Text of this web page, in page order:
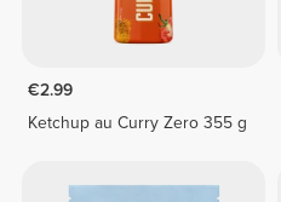
€2.99
Ketchup au Curry Zero 355 g